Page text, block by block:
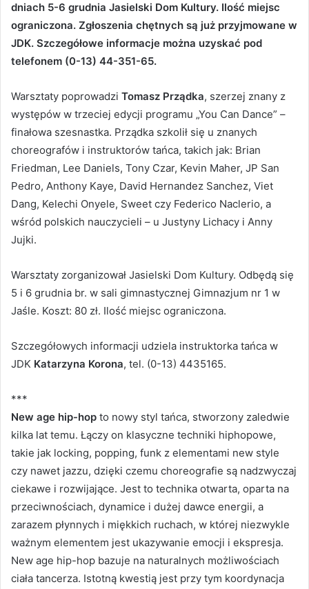
dniach 5-6 grudnia Jasielski Dom Kultury. Ilość miejsc
ograniczona. Zgłoszenia chętnych są już przyjmowane w
JDK. Szczegółowe informacje można uzyskać pod
telefonem (0-13) 44-351-65.
Warsztaty poprowadzi Tomasz Prządka, szerzej znany z
występów w trzeciej edycji programu „You Can Dance” –
finałowa szesnastka. Prządka szkolił się u znanych
choreografów i instruktorów tańca, takich jak: Brian
Friedman, Lee Daniels, Tony Czar, Kevin Maher, JP San
Pedro, Anthony Kaye, David Hernandez Sanchez, Viet
Dang, Kelechi Onyele, Sweet czy Federico Naclerio, a
wśród polskich nauczycieli – u Justyny Lichacy i Anny
Jujki.
Warsztaty zorganizował Jasielski Dom Kultury. Odbędą się
5 i 6 grudnia br. w sali gimnastycznej Gimnazjum nr 1 w
Jaśle. Koszt: 80 zł. Ilość miejsc ograniczona.
Szczegółowych informacji udziela instruktorka tańca w
JDK Katarzyna Korona, tel. (0-13) 4435165.
***
New age hip-hop to nowy styl tańca, stworzony zaledwie
kilka lat temu. Łączy on klasyczne techniki hiphopowe,
takie jak locking, popping, funk z elementami new style
czy nawet jazzu, dzięki czemu choreografie są nadzwyczaj
ciekawe i rozwijające. Jest to technika otwarta, oparta na
przeciwnościach, dynamice i dużej dawce energii, a
zarazem płynnych i miękkich ruchach, w której niezwykle
ważnym elementem jest ukazywanie emocji i ekspresja.
New age hip-hop bazuje na naturalnych możliwościach
ciała tancerza. Istotną kwestią jest przy tym koordynacja